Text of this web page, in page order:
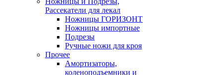
Рассекатели для лекал
Ножницы ГОРИЗОНТ
Ножницы импортные
Подрезы
Ручные ножи для кроя
Прочее
Амортизаторы,
коленоподъемники и